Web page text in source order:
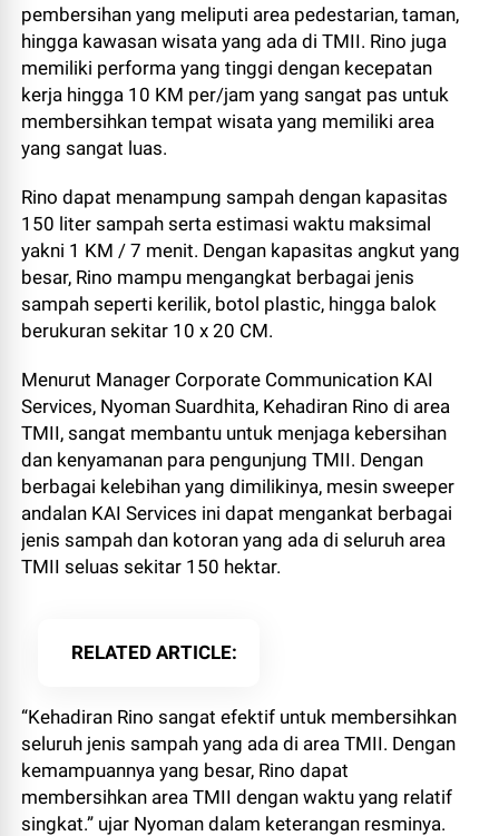
pembersihan yang meliputi area pedestarian, taman,
hingga kawasan wisata yang ada di TMII. Rino juga
memiliki performa yang tinggi dengan kecepatan
kerja hingga 10 KM per/jam yang sangat pas untuk
membersihkan tempat wisata yang memiliki area
yang sangat luas.
Rino dapat menampung sampah dengan kapasitas
150 liter sampah serta estimasi waktu maksimal
yakni 1 KM / 7 menit. Dengan kapasitas angkut yang
besar, Rino mampu mengangkat berbagai jenis
sampah seperti kerilik, botol plastic, hingga balok
berukuran sekitar 10 x 20 CM.
Menurut Manager Corporate Communication KAI
Services, Nyoman Suardhita, Kehadiran Rino di area
TMII, sangat membantu untuk menjaga kebersihan
dan kenyamanan para pengunjung TMII. Dengan
berbagai kelebihan yang dimilikinya, mesin sweeper
andalan KAI Services ini dapat mengankat berbagai
jenis sampah dan kotoran yang ada di seluruh area
TMII seluas sekitar 150 hektar.
RELATED ARTICLE
“Kehadiran Rino sangat efektif untuk membersihkan
seluruh jenis sampah yang ada di area TMII. Dengan
kemampuannya yang besar, Rino dapat
membersihkan area TMII dengan waktu yang relatif
singkat.” ujar Nyoman dalam keterangan resminya.